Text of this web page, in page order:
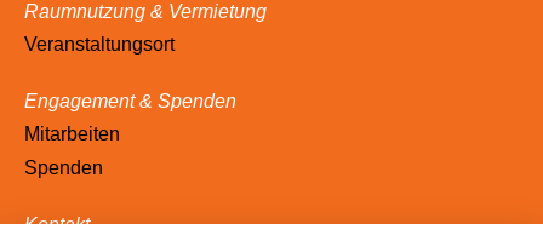
Raumnutzung & Vermietung
Veranstaltungsort
Engagement & Spenden
Mitarbeiten
Spenden
Kontakt